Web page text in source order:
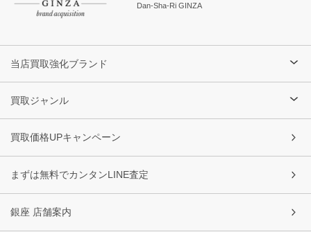
Dan-Sha-Ri GINZA
当店買取強化ブランド
買取ジャンル
買取価格UPキャンペーン
まずは無料でカンタンLINE査定
銀座 店舗案内